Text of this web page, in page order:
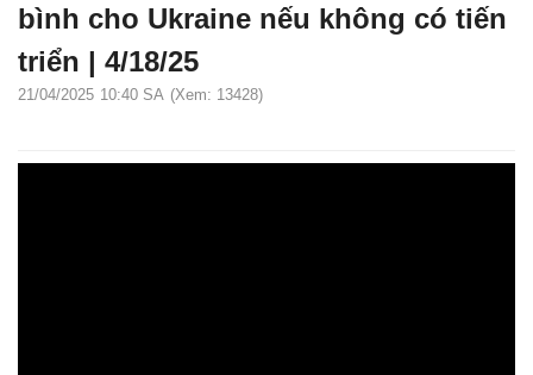
bình cho Ukraine nếu không có tiến
triển | 4/18/25
21/04/2025 10:40 SA (Xem: 13428)